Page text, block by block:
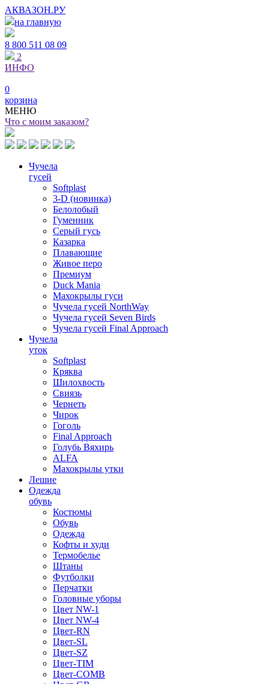
АКВАЗОН.РУ
на главную
8 800 511 08 09
2
ИНФО
0
корзина
МЕНЮ
Что с моим заказом?
Чучела
гусей
Softplast
3-D (новинка)
Белолобый
Гуменник
Серый гусь
Казарка
Плавающие
Живое перо
Премиум
Duck Mania
Махокрылы гуси
Чучела гусей NorthWay
Чучела гусей Seven Birds
Чучела гусей Final Approach
Чучела
уток
Softplast
Кряква
Шилохвость
Свиязь
Чернеть
Чирок
Гоголь
Final Approach
Голубь Вяхирь
ALFA
Махокрылы утки
Лешие
Одежда
обувь
Костюмы
Обувь
Одежда
Кофты и худи
Термобелье
Штаны
Футболки
Перчатки
Головные уборы
Цвет NW-1
Цвет NW-4
Цвет-RN
Цвет-SL
Цвет-SZ
Цвет-TIM
Цвет-COMB